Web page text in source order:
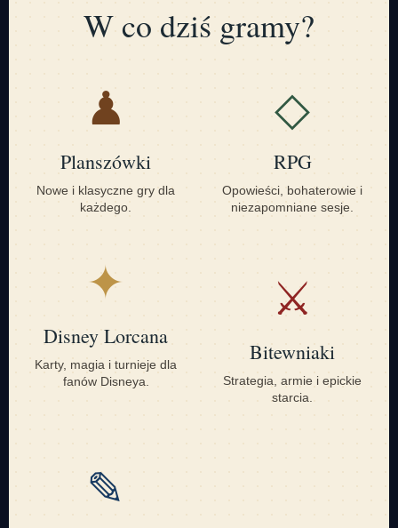
W co dziś gramy?
♟
Planszówki
Nowe i klasyczne gry dla
każdego.
◇
RPG
Opowieści, bohaterowie i
niezapomniane sesje.
✦
Disney Lorcana
Karty, magia i turnieje dla
fanów Disneya.
⚔
Bitewniaki
Strategia, armie i epickie
starcia.
✎